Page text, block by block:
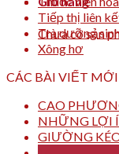
Chưa có sản
Tiếp thị liên
Trà dưỡng
Xông hơ
CÁC BÀI VIẾT MỚI
CAO
NHỮNG LỢI
GIƯỜNG